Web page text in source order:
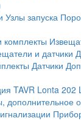
Узлы запуска
комплекты
и датчики
Датчики
TAVR Lonta 202
дополнительное